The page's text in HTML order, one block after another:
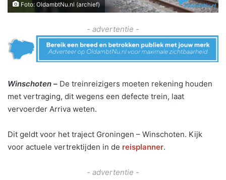
Foto: OldambtNu.nl (archief)
- advertentie -
Winschoten – De treinreizigers moeten rekening houden
met vertraging, dit wegens een defecte trein, laat
vervoerder Arriva weten.
Dit geldt voor het traject Groningen – Winschoten. Kijk
voor actuele vertrektijden in de reisplanner.
- advertentie -